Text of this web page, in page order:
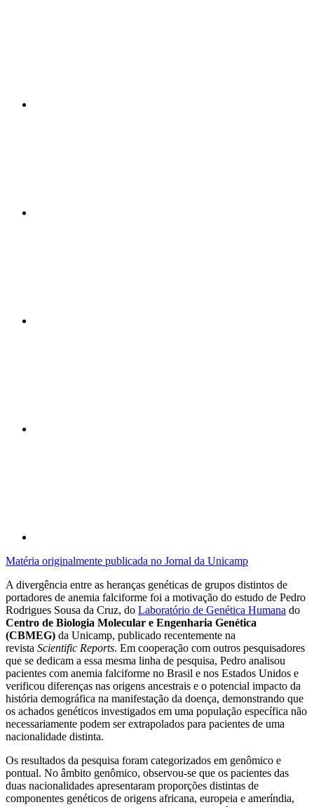
Matéria originalmente publicada no Jornal da Unicamp
A divergência entre as heranças genéticas de grupos distintos de
portadores de anemia falciforme foi a motivação do estudo de Pedro
Rodrigues Sousa da Cruz, do Laboratório de Genética Humana do
Centro de Biologia Molecular e Engenharia Genética
(CBMEG) da Unicamp, publicado recentemente na
revista Scientific Reports. Em cooperação com outros pesquisadores
que se dedicam a essa mesma linha de pesquisa, Pedro analisou
pacientes com anemia falciforme no Brasil e nos Estados Unidos e
verificou diferenças nas origens ancestrais e o potencial impacto da
história demográfica na manifestação da doença, demonstrando que
os achados genéticos investigados em uma população específica não
necessariamente podem ser extrapolados para pacientes de uma
nacionalidade distinta.
Os resultados da pesquisa foram categorizados em genômico e
pontual. No âmbito genômico, observou-se que os pacientes das
duas nacionalidades apresentaram proporções distintas de
componentes genéticos de origens africana, europeia e ameríndia,